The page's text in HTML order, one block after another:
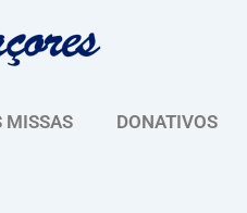
MISSAS DONATIVOS